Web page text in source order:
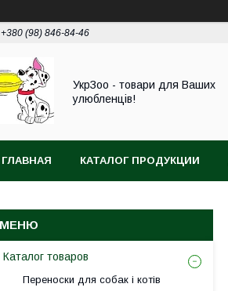
+380 (98) 846-84-46
УкрЗоо - товари для Ваших
улюбленців!
ГЛАВНАЯ КАТАЛОГ ПРОДУКЦИИ
Каталог товаров
Переноски для собак і котів